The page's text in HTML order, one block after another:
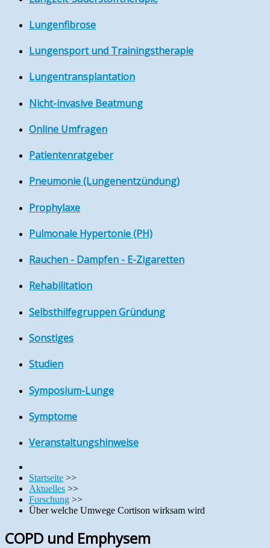
Lungenfibrose
Lungensport und Trainingstherapie
Lungentransplantation
Nicht-invasive Beatmung
Online Umfragen
Patientenratgeber
Pneumonie (Lungenentzündung)
Prophylaxe
Pulmonale Hypertonie (PH)
Rauchen - Dampfen - E-Zigaretten
Rehabilitation
Selbsthilfegruppen Gründung
Sonstiges
Studien
Symposium-Lunge
Symptome
Veranstaltungshinweise
Startseite >>
Aktuelles >>
Forschung >>
Über welche Umwege Cortison wirksam wird
COPD und Emphysem